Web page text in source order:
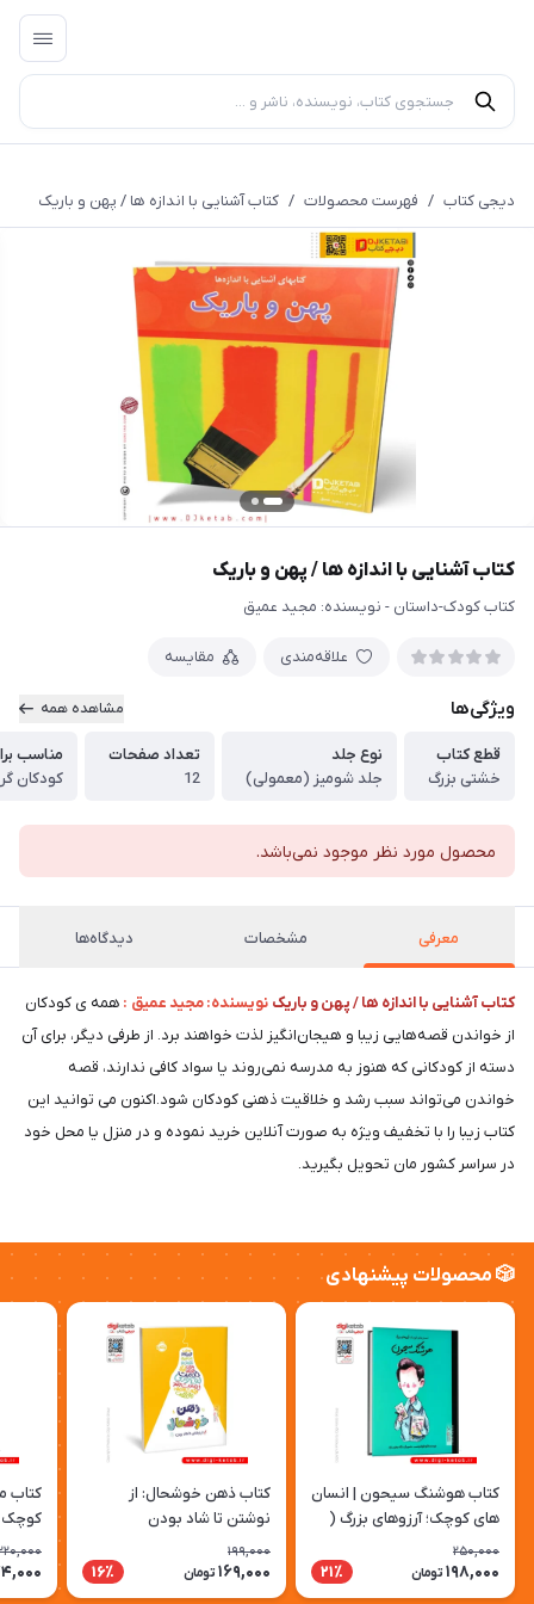
دیجی کتاب / فهرست محصولات / کتاب آشنایی با اندازه ها / پهن و باریک
کتاب آشنایی با اندازه ها / پهن و باریک
کتاب کودک-داستان - نويسنده: مجید عمیق
علاقه‌مندی مقایسه
ویژگی‌ها مشاهده همه
قطع کتاب
خشتی بزرگ
نوع جلد
جلد شومیز (معمولی)
تعداد صفحات
12
مناسب
کودکان
محصول مورد نظر موجود نمی‌باشد.
معرفی مشخصات دیدگاه‌ها
کتاب آشنایی با اندازه ها / پهن و باریک نويسنده: مجید عمیق : همه ی کودکان
از خواندن قصه‌هایی زیبا و هیجان‌انگیز لذت خواهند برد. از طرفی دیگر، برای آن
دسته از کودکانی که هنوز به مدرسه نمی‌روند یا سواد کافی ندارند، قصه
خواندن می‌تواند سبب رشد و خلاقیت ذهنی کودکان شود.اکنون می توانید این
کتاب زیبا را با تخفیف ویژه به صورت آنلاین خرید نموده و در منزل یا محل خود
در سراسر کشور مان تحویل بگیرید.
🎲 محصولات پیشنهادی
کتاب هوشنگ سیحون | انسان
های کوچک؛ آرزوهای بزرگ (
کودک، مصور)
250,000
198,000 تومان 21٪
کتاب ذهن خوشحال: از
نوشتن تا شاد بودن
199,000
169,000 تومان 16٪
کتاب
مصور)